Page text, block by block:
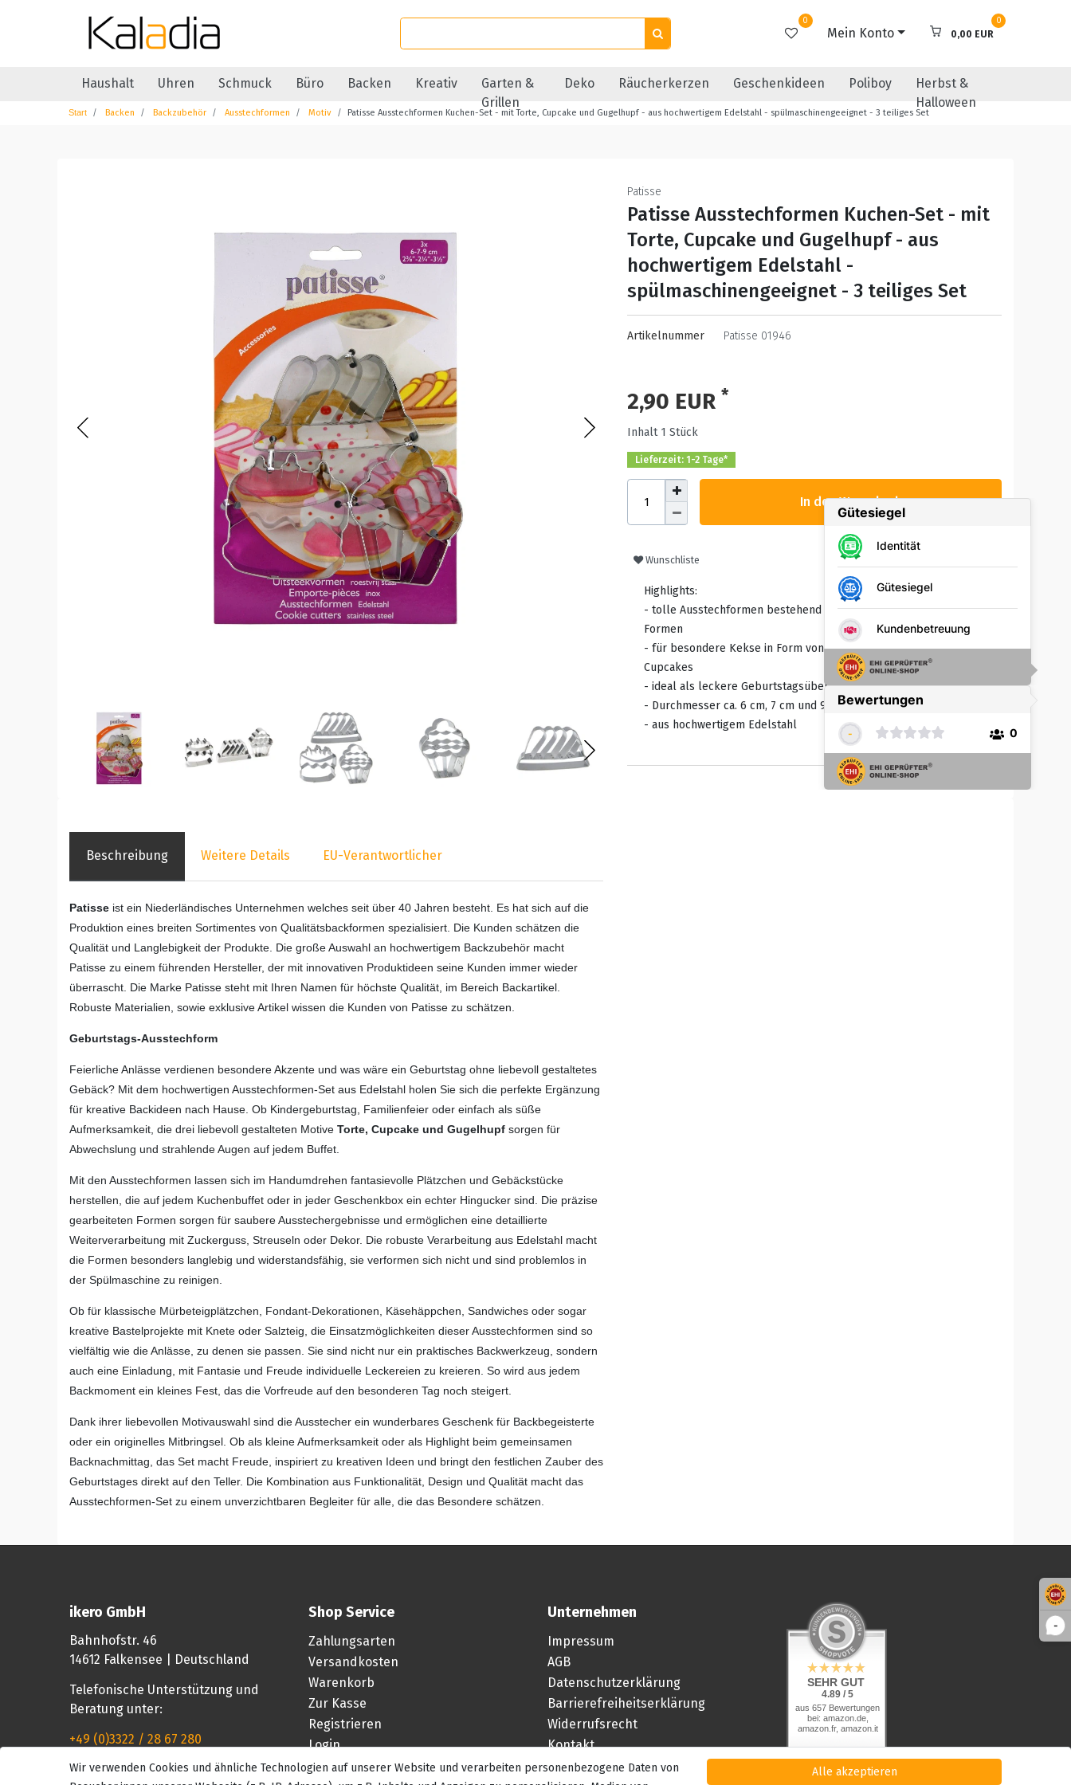
-
0
Mein Konto
0
0,00 EUR
Haushalt Uhren Schmuck Büro Backen Kreativ
Garten &
Grillen
Deko Räucherkerzen Geschenkideen Poliboy
Herbst &
Halloween
Backen Backzubehör Ausstechformen Motiv Patisse Ausstechformen Kuchen-Set - mit Torte, Cupcake und Gugelhupf - aus hochwertigem Edelstahl - spülmaschinengeeignet - 3 teiliges Set
Patisse
Patisse Ausstechformen Kuchen-Set - mit
Torte, Cupcake und Gugelhupf - aus
hochwertigem Edelstahl -
spülmaschinengeeignet - 3 teiliges Set
Artikelnummer Patisse 01946
2,90 EUR *
Inhalt 1 Stück
Lieferzeit: 1-2 Tage*
In den Warenkorb
Wunschliste
Highlights:
- tolle Ausstechformen bestehend aus 3 verschiedenen Kuchen
Formen
- für besondere Kekse in Form von Gugelhupf, Torten und
Cupcakes
- ideal als leckere Geburtstagsüberraschung
- Durchmesser ca. 6 cm, 7 cm und 9 cm
- aus hochwertigem Edelstahl
Beschreibung Weitere Details EU-Verantwortlicher
Patisse ist ein Niederländisches Unternehmen welches seit über 40 Jahren besteht. Es hat sich auf die
Produktion eines breiten Sortimentes von Qualitätsbackformen spezialisiert. Die Kunden schätzen die
Qualität und Langlebigkeit der Produkte. Die große Auswahl an hochwertigem Backzubehör macht
Patisse zu einem führenden Hersteller, der mit innovativen Produktideen seine Kunden immer wieder
überrascht. Die Marke Patisse steht mit Ihren Namen für höchste Qualität, im Bereich Backartikel.
Robuste Materialien, sowie exklusive Artikel wissen die Kunden von Patisse zu schätzen.
Geburtstags-Ausstechform
Feierliche Anlässe verdienen besondere Akzente und was wäre ein Geburtstag ohne liebevoll gestaltetes
Gebäck? Mit dem hochwertigen Ausstechformen-Set aus Edelstahl holen Sie sich die perfekte Ergänzung
für kreative Backideen nach Hause. Ob Kindergeburtstag, Familienfeier oder einfach als süße
Aufmerksamkeit, die drei liebevoll gestalteten Motive Torte, Cupcake und Gugelhupf sorgen für
Abwechslung und strahlende Augen auf jedem Buffet.
Mit den Ausstechformen lassen sich im Handumdrehen fantasievolle Plätzchen und Gebäckstücke
herstellen, die auf jedem Kuchenbuffet oder in jeder Geschenkbox ein echter Hingucker sind. Die präzise
gearbeiteten Formen sorgen für saubere Ausstechergebnisse und ermöglichen eine detaillierte
Weiterverarbeitung mit Zuckerguss, Streuseln oder Dekor. Die robuste Verarbeitung aus Edelstahl macht
die Formen besonders langlebig und widerstandsfähig, sie verformen sich nicht und sind problemlos in
der Spülmaschine zu reinigen.
Ob für klassische Mürbeteigplätzchen, Fondant-Dekorationen, Käsehäppchen, Sandwiches oder sogar
kreative Bastelprojekte mit Knete oder Salzteig, die Einsatzmöglichkeiten dieser Ausstechformen sind so
vielfältig wie die Anlässe, zu denen sie passen. Sie sind nicht nur ein praktisches Backwerkzeug, sondern
auch eine Einladung, mit Fantasie und Freude individuelle Leckereien zu kreieren. So wird aus jedem
Backmoment ein kleines Fest, das die Vorfreude auf den besonderen Tag noch steigert.
Dank ihrer liebevollen Motivauswahl sind die Ausstecher ein wunderbares Geschenk für Backbegeisterte
oder ein originelles Mitbringsel. Ob als kleine Aufmerksamkeit oder als Highlight beim gemeinsamen
Backnachmittag, das Set macht Freude, inspiriert zu kreativen Ideen und bringt den festlichen Zauber des
Geburtstages direkt auf den Teller. Die Kombination aus Funktionalität, Design und Qualität macht das
Ausstechformen-Set zu einem unverzichtbaren Begleiter für alle, die das Besondere schätzen.
ikero GmbH
Bahnhofstr. 46
14612 Falkensee | Deutschland
Telefonische Unterstützung und
Beratung unter:
+49 (0)3322 / 28 67 280
Mo-Fr, 08:00 - 16:00 Uhr
Shop Service
Zahlungsarten
Versandkosten
Warenkorb
Zur Kasse
Registrieren
Login
Vertrag widerrufen
Unternehmen
Impressum
AGB
Datenschutzerklärung
Barrierefreiheitserklärung
Widerrufsrecht
Kontakt
SEHR GUT
4.89 / 5
aus 657 Bewertungen
bei: amazon.de,
amazon.fr, amazon.it
Wir verwenden Cookies und ähnliche Technologien auf unserer Website und verarbeiten personenbezogene Daten von
Alle akzeptieren